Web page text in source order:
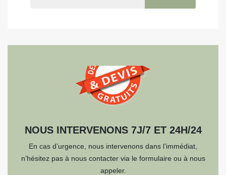
NOUS INTERVENONS 7J/7 ET 24H/24
En cas d’urgence, nous intervenons dans l’immédiat,
n’hésitez pas à nous contacter via le formulaire ou à nous
appeler.